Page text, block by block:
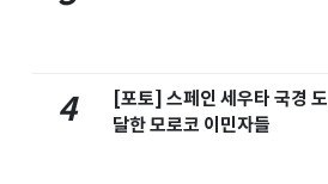
4
[포토] 스페인 세우타 국경 도
달한 모로코 이민자들